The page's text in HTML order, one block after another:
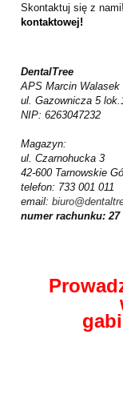
Skontaktuj się z nami!
kontaktowej!
DentalTree
APS Marcin Walasek
ul. Gazownicza 5
NIP: 6263047232
Magazyn:
ul. Czarnohucka 3
42-600 Tarnowskie
telefon: 733 001 011
email:
numer rachunku: 27